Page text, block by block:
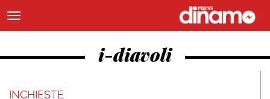
i-diavoli
INCHIESTE